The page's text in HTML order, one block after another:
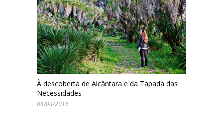
À descoberta de Alcântara e da Tapada das
Necessidades
08/03/2016